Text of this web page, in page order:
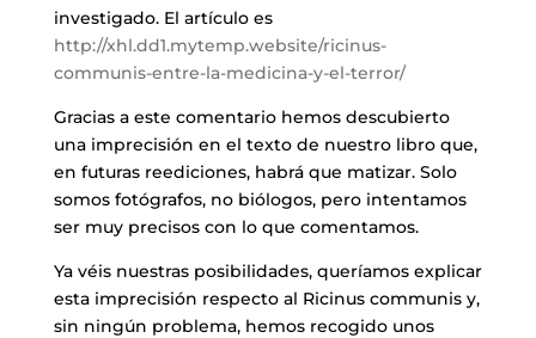
investigado. El artículo es
http://xhl.dd1.mytemp.website/ricinus-
communis-entre-la-medicina-y-el-terror/
Gracias a este comentario hemos descubierto
una imprecisión en el texto de nuestro libro que,
en futuras reediciones, habrá que matizar. Solo
somos fotógrafos, no biólogos, pero intentamos
ser muy precisos con lo que comentamos.
Ya véis nuestras posibilidades, queríamos explicar
esta imprecisión respecto al Ricinus communis y,
sin ningún problema, hemos recogido unos